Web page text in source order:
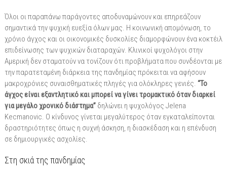
Όλοι οι παραπάνω παράγοντες αποδυναμώνουν και επηρεάζουν
σημαντικά την ψυχική ευεξία όλων μας. Η κοινωνική απομόνωση, το
χρόνιο άγχος και οι οικονομικές δυσκολίες διαμορφώνουν ένα κοκτέιλ
επιδείνωσης των ψυχικών διαταραχών. Κλινικοί ψυχολόγοι στην
Αμερική δεν σταματούν να τονίζουν ότι προβλήματα που συνδέονται με
την παρατεταμένη διάρκεια της πανδημίας πρόκειται να αφήσουν
μακροχρόνιες συναισθηματικές πληγές για ολόκληρες γενιές. “Το
άγχος είναι εξαντλητικό και μπορεί να γίνει τρομακτικό όταν διαρκεί
για μεγάλο χρονικό διάστημα”δηλώνει η ψυχολόγος Jelena
Kecmanovic. Ο κίνδυνος γίνεται μεγαλύτερος όταν εγκαταλείπονται
δραστηριότητες όπως η συχνή άσκηση, η διασκέδαση και η επένδυση
σε δημιουργικές ασχολίες.
Στη σκιά της πανδημίας